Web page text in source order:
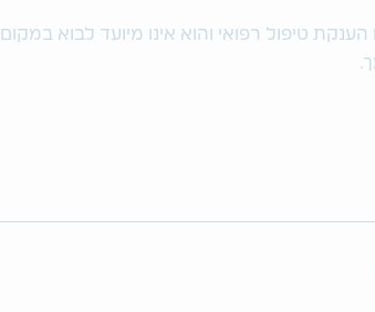
טיפול רפואי והוא אינו מיועד לבוא במקום